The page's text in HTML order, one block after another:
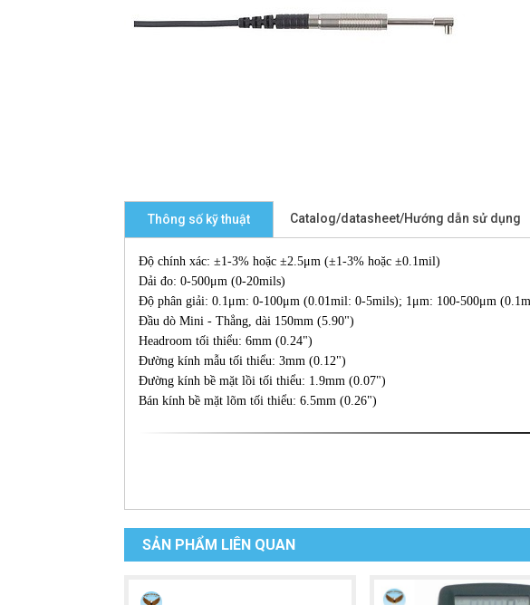
Thông số kỹ thuật Catalog/datasheet/Hướng dẫn sử dụng
Độ chính xác: ±1-3% hoặc ±2.5μm (±1-3% hoặc ±0.1mil)
Dải đo: 0-500μm (0-20mils)
Độ phân giải: 0.1μm: 0-100μm (0.01mil: 0-5mils); 1μm: 100-500μm
Đầu dò Mini - Thẳng, dài 150mm (5.90")
Headroom tối thiểu: 6mm (0.24")
Đường kính mẫu tối thiểu: 3mm (0.12")
Đường kính bề mặt lồi tối thiểu: 1.9mm (0.07")
Bán kính bề mặt lõm tối thiểu: 6.5mm (0.26")
SẢN PHẨM LIÊN QUAN